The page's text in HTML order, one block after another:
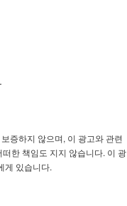
증하지 않으며, 이 광고와 관련
한 책임도 지지 않습니다. 이 광
게 있습니다.